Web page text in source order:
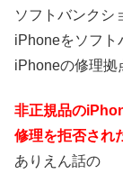
ソフトバンクシ
iPhoneをソフト
iPhoneの修理拠
非正規品の
修理を拒否され
ありえん話の